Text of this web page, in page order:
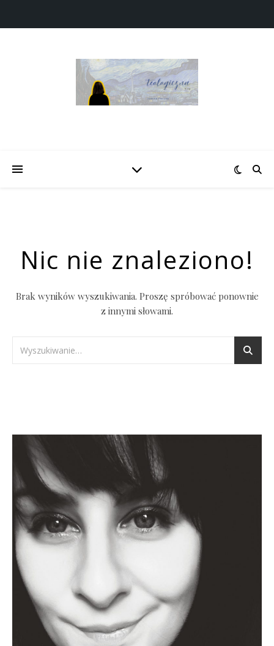
Nic nie znaleziono!
Brak wyników wyszukiwania. Proszę spróbować ponownie
z innymi słowami.